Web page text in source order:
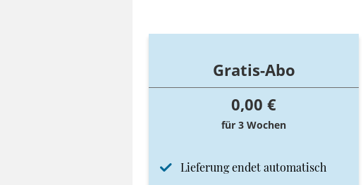
Gratis-Abo
0,00 €
für 3 Wochen
Lieferung endet automatisch